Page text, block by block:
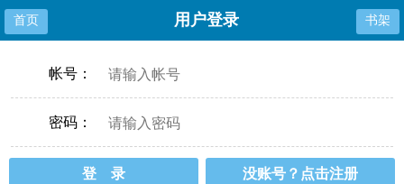
首页 书架
用户登录
帐号：
密码：
登 录 没账号？点击注册